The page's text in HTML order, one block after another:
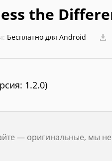
the
Бесплатно для Android
1.2.0)
— оригинальные, мы